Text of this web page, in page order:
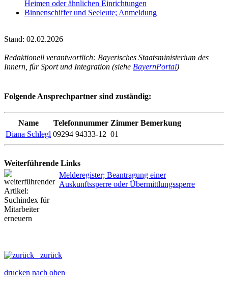
Heimen oder ähnlichen Einrichtungen
Binnenschiffer und Seeleute; Anmeldung
Stand: 02.02.2026
Redaktionell verantwortlich: Bayerisches Staatsministerium des
Innern, für Sport und Integration (siehe BayernPortal)
Folgende Ansprechpartner sind zuständig:
Name Telefonnummer Zimmer Bemerkung
Diana Schlegl 09294 94333-12 01
Weiterführende Links
Melderegister; Beantragung einer
Auskunftssperre oder Übermittlungssperre
zurück
drucken nach oben